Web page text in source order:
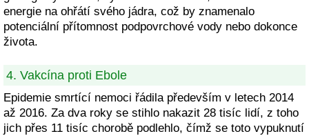
energie na ohřátí svého jádra, což by znamenalo
potenciální přítomnost podpovrchové vody nebo dokonce
života.
4. Vakcína proti Ebole
Epidemie smrtící nemoci řádila především v letech 2014
až 2016. Za dva roky se stihlo nakazit 28 tisíc lidí, z toho
jich přes 11 tisíc chorobě podlehlo, čímž se toto vypuknutí